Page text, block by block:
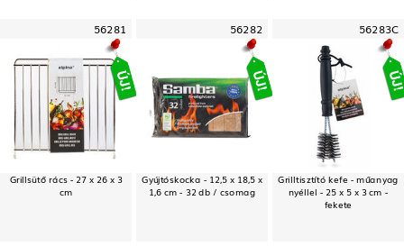
56281
Grillsütő rács - 27 x 26 x 3
cm
56282
Gyújtóskocka - 12,5 x 18,5 x
1,6 cm - 32 db / csomag
56283C
Grilltisztító kefe - műanyag
nyéllel - 25 x 5 x 3 cm -
fekete